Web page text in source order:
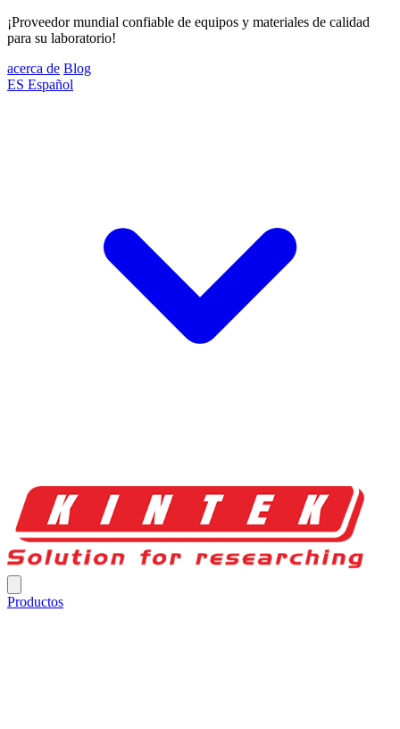
¡Proveedor mundial confiable de equipos y materiales de calidad
para su laboratorio!
acerca de Blog
ES Español
Productos